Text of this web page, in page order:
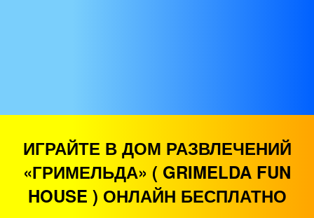
ИГРАЙТЕ В ДОМ РАЗВЛЕЧЕНИЙ
«ГРИМЕЛЬДА» ( GRIMELDA FUN
HOUSE ) ОНЛАЙН БЕСПЛАТНО